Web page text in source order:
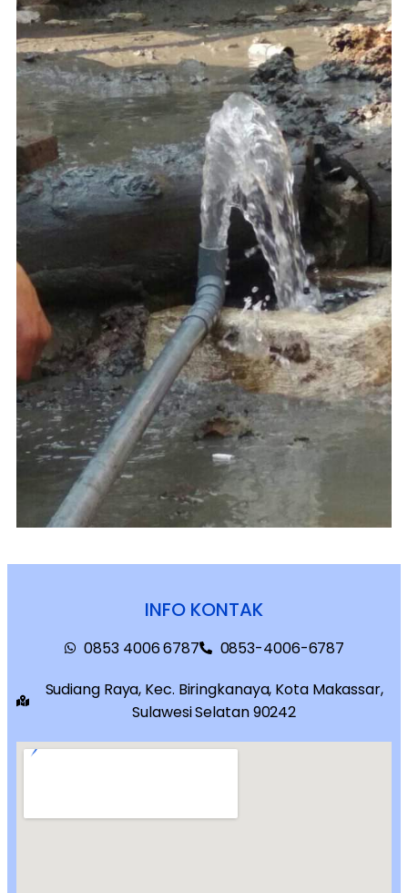
INFO KONTAK
0853 4006 6787
0853-4006-6787
Sudiang Raya, Kec. Biringkanaya, Kota Makassar,
Sulawesi Selatan 90242